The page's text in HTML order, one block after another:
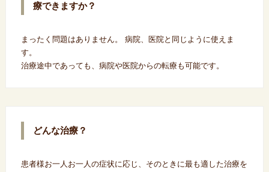
療できますか？
まったく問題はありません。 病院、医院と同じように使えま
す。
治療途中であっても、病院や医院からの転療も可能です。
どんな治療？
患者様お一人お一人の症状に応じ、そのときに最も適した治療を